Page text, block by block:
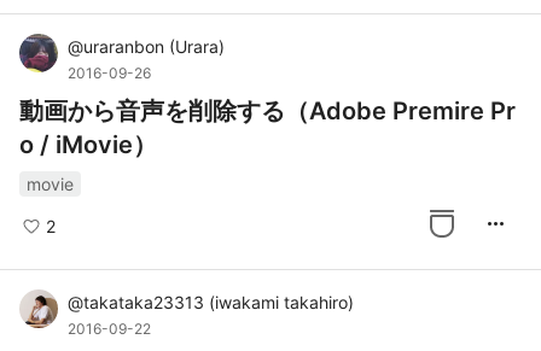
@uraranbon (Urara)
2016-09-26
動画から音声を削除する（Adobe Premire Pr
o / iMovie）
movie
2 more_horiz
@takataka23313 (iwakami takahiro)
2016-09-22